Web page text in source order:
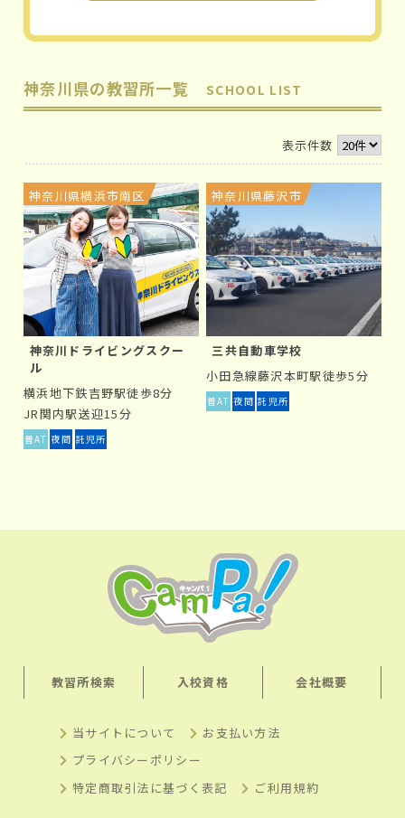
神奈川県の教習所一覧 SCHOOL LIST
表示件数
神奈川県横浜市南区
神奈川ドライビングスクー
ル
横浜地下鉄吉野駅徒歩8分
JR関内駅送迎15分
普AT 夜間 託児所
神奈川県藤沢市
三共自動車学校
小田急線藤沢本町駅徒歩5分
普AT 夜間 託児所
教習所検索 入校資格 会社概要
当サイトについて
お支払い方法
プライバシーポリシー
特定商取引法に基づく表記
ご利用規約